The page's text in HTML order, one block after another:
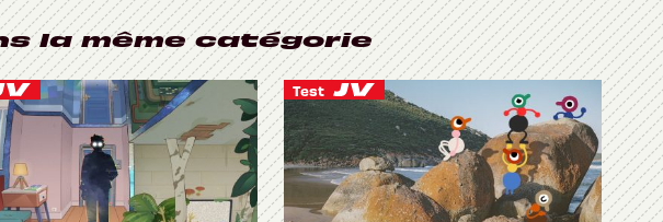
la même catégorie
Test